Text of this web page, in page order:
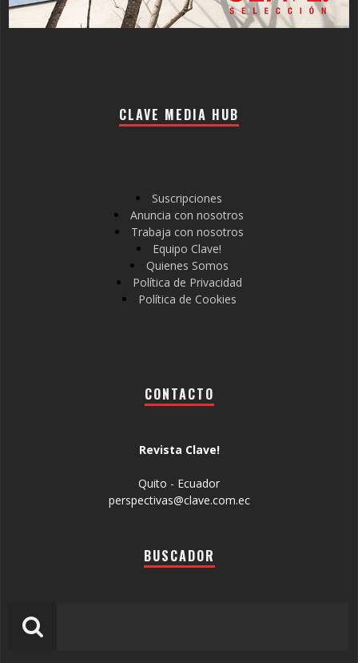
CLAVE MEDIA HUB
Suscripciones
Anuncia con nosotros
Trabaja con nosotros
Equipo Clave!
Quienes Somos
Política de Privacidad
Política de Cookies
CONTACTO
Revista Clave!
Quito - Ecuador
perspectivas@clave.com.ec
BUSCADOR